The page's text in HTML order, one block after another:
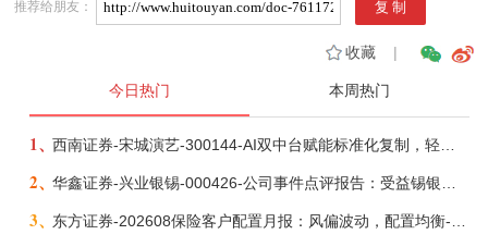
推荐给朋友：
收藏|
今日热门 本周热门
1、
2、
3、